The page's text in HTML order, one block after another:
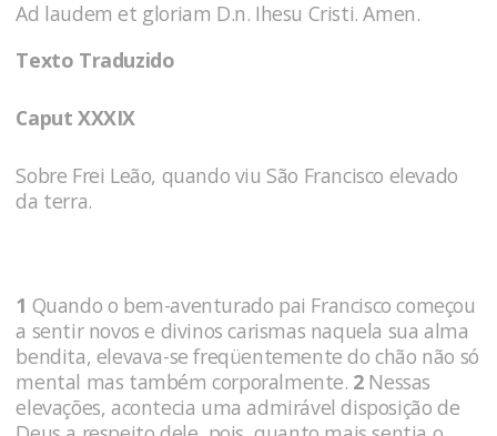
Ad laudem et gloriam D.n. Ihesu Cristi. Amen.
Texto Traduzido
Caput XXXIX
Sobre Frei Leão, quando viu São Francisco elevado
da terra.
1 Quando o bem-aventurado pai Francisco começou
a sentir novos e divinos carismas naquela sua alma
bendita, elevava-se freqüentemente do chão não só
mental mas também corporalmente. 2 Nessas
elevações, acontecia uma admirável disposição de